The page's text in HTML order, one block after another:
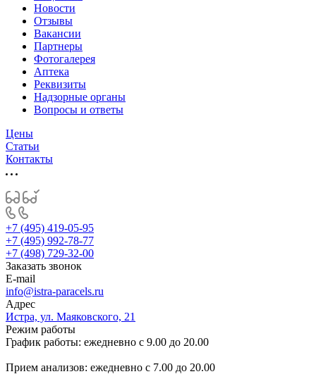
Новости
Отзывы
Вакансии
Партнеры
Фотогалерея
Аптека
Реквизиты
Надзорные органы
Вопросы и ответы
Цены
Статьи
Контакты
+7 (495) 419-05-95
+7 (495) 992-78-77
+7 (498) 729-32-00
Заказать звонок
E-mail
info@istra-paracels.ru
Адрес
Истра, ул. Маяковского, 21
Режим работы
График работы: ежедневно с 9.00 до 20.00
Прием анализов: ежедневно с 7.00 до 20.00